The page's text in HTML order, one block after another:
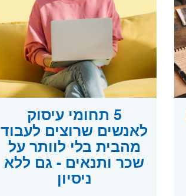
5 תחומי עיסוק
לאנשים שרוצים לעבוד
מהבית בלי לוותר על
שכר ותנאים - גם ללא
ניסיון